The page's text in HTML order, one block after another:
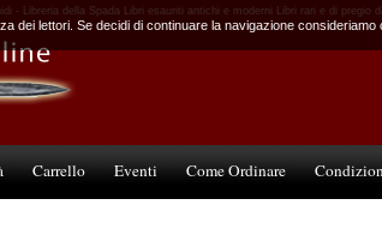
- Libreria della Spada Libri esauriti antichi e moderni Libri rari e di pregio
Carrello Eventi Come Ordinare
dei lettori. Se decidi di continuare la navigazione consideriamo